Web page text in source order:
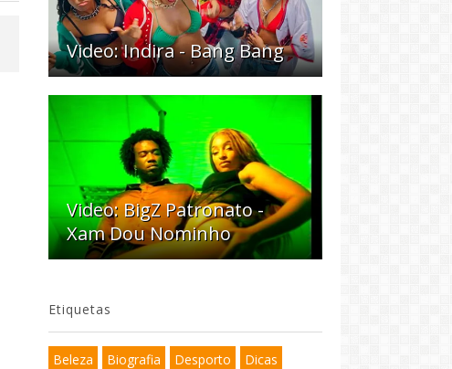
Video: Indira - Bang Bang
Video: BigZ Patronato -
Xam Dou Nominho
Etiquetas
Beleza Biografia Desporto
Dicas